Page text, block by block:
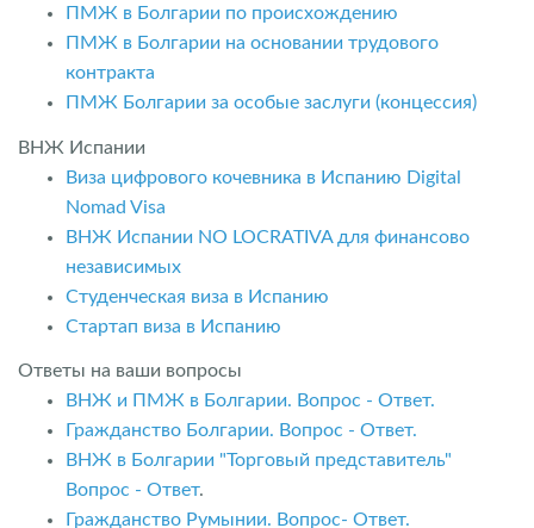
ПМЖ в Болгарии по происхождению
ПМЖ в Болгарии на основании трудового
контракта
ПМЖ Болгарии за особые заслуги (концессия)
ВНЖ Испании
Виза цифрового кочевника в Испанию Digital
Nomad Visa
ВНЖ Испании NO LOCRATIVA для финансово
независимых
Студенческая виза в Испанию
Стартап виза в Испанию
Ответы на ваши вопросы
ВНЖ и ПМЖ в Болгарии. Вопрос - Ответ.
Гражданство Болгарии. Вопрос - Ответ.
ВНЖ в Болгарии "Торговый представитель"
Вопрос - Ответ.
Гражданство Румынии. Вопрос- Ответ.